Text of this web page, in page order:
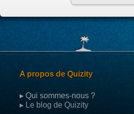
A propos de Quizity
▸ Qui sommes-nous ?
▸ Le blog de Quizity